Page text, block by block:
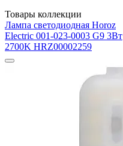
Товары коллекции
Лампа светодиодная Horoz
Electric 001-023-0003 G9 3Вт
2700K HRZ00002259